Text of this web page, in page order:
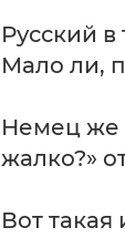
Русский в
Мало ли,
Немец же
жалко?»
Вот